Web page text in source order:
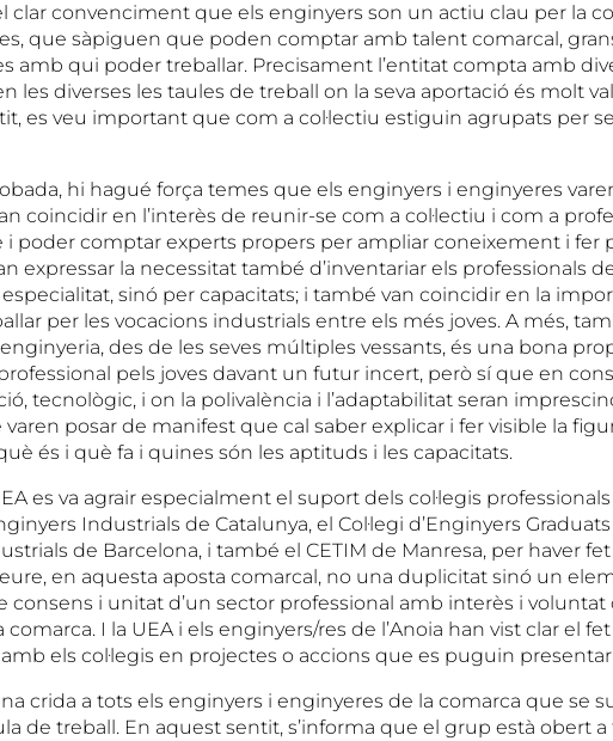
clar convenciment que els enginyers son un actiu clau per la
que sàpiguen que poden comptar amb talent comarcal,
amb qui poder treballar. Precisament l’entitat compta amb
les diverses les taules de treball on la seva aportació és molt
es veu important que com a col·lectiu estiguin agrupats per
hi hagué força temes que els enginyers i enginyeres
coincidir en l’interès de reunir-se com a col·lectiu i com a
i poder comptar experts propers per ampliar coneixement i fer
expressar la necessitat també d’inventariar els professionals
sinó per capacitats; i també van coincidir en la
per les vocacions industrials entre els més joves. A més,
des de les seves múltiples vessants, és una bona
pels joves davant un futur incert, però sí que en
tecnològic, i on la polivalència i l’adaptabilitat seran
varen posar de manifest que cal saber explicar i fer visible la
és i què fa i quines són les aptituds i les capacitats.
es va agrair especialment el suport dels col·legis
Industrials de Catalunya, el Col·legi d’Enginyers
de Barcelona, i també el CETIM de Manresa, per haver
en aquesta aposta comarcal, no una duplicitat sinó un
consens i unitat d’un sector professional amb interès i voluntat
comarca. I la UEA i els enginyers/res de l’Anoia han vist clar el
amb els col·legis en projectes o accions que es puguin
crida a tots els enginyers i enginyeres de la comarca que se
de treball. En aquest sentit, s’informa que el grup està obert